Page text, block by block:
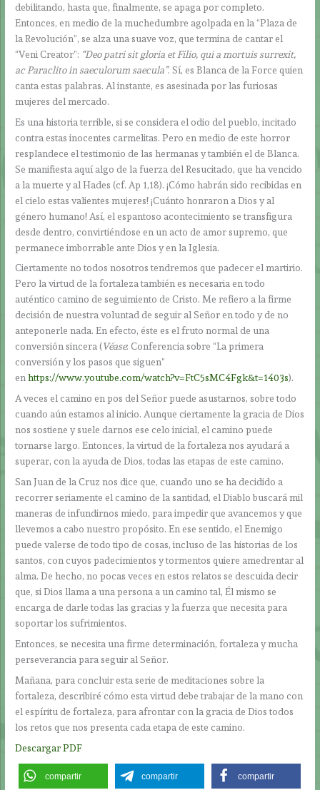
debilitando, hasta que, finalmente, se apaga por completo.
Entonces, en medio de la muchedumbre agolpada en la “Plaza de
la Revolución”, se alza una suave voz, que termina de cantar el
“Veni Creator”: “Deo patri sit gloria et Filio, qui a mortuis surrexit,
ac Paraclito in saeculorum saecula”. Sí, es Blanca de la Force quien
canta estas palabras. Al instante, es asesinada por las furiosas
mujeres del mercado.
Es una historia terrible, si se considera el odio del pueblo, incitado
contra estas inocentes carmelitas. Pero en medio de este horror
resplandece el testimonio de las hermanas y también el de Blanca.
Se manifiesta aquí algo de la fuerza del Resucitado, que ha vencido
a la muerte y al Hades (cf. Ap 1,18). ¡Cómo habrán sido recibidas en
el cielo estas valientes mujeres! ¡Cuánto honraron a Dios y al
género humano! Así, el espantoso acontecimiento se transfigura
desde dentro, convirtiéndose en un acto de amor supremo, que
permanece imborrable ante Dios y en la Iglesia.
Ciertamente no todos nosotros tendremos que padecer el martirio.
Pero la virtud de la fortaleza también es necesaria en todo
auténtico camino de seguimiento de Cristo. Me refiero a la firme
decisión de nuestra voluntad de seguir al Señor en todo y de no
anteponerle nada. En efecto, éste es el fruto normal de una
conversión sincera (Véase: Conferencia sobre “La primera
conversión y los pasos que siguen”
enhttps://www.youtube.com/watch?v=FtC5sMC4Fgk&t=1403s).
A veces el camino en pos del Señor puede asustarnos, sobre todo
cuando aún estamos al inicio. Aunque ciertamente la gracia de Dios
nos sostiene y suele darnos ese celo inicial, el camino puede
tornarse largo. Entonces, la virtud de la fortaleza nos ayudará a
superar, con la ayuda de Dios, todas las etapas de este camino.
San Juan de la Cruz nos dice que, cuando uno se ha decidido a
recorrer seriamente el camino de la santidad, el Diablo buscará mil
maneras de infundirnos miedo, para impedir que avancemos y que
llevemos a cabo nuestro propósito. En ese sentido, el Enemigo
puede valerse de todo tipo de cosas, incluso de las historias de los
santos, con cuyos padecimientos y tormentos quiere amedrentar al
alma. De hecho, no pocas veces en estos relatos se descuida decir
que, si Dios llama a una persona a un camino tal, Él mismo se
encarga de darle todas las gracias y la fuerza que necesita para
soportar los sufrimientos.
Entonces, se necesita una firme determinación, fortaleza y mucha
perseverancia para seguir al Señor.
Mañana, para concluir esta serie de meditaciones sobre la
fortaleza, describiré cómo esta virtud debe trabajar de la mano con
el espíritu de fortaleza, para afrontar con la gracia de Dios todos
los retos que nos presenta cada etapa de este camino.
Descargar PDF
compartir compartir compartir